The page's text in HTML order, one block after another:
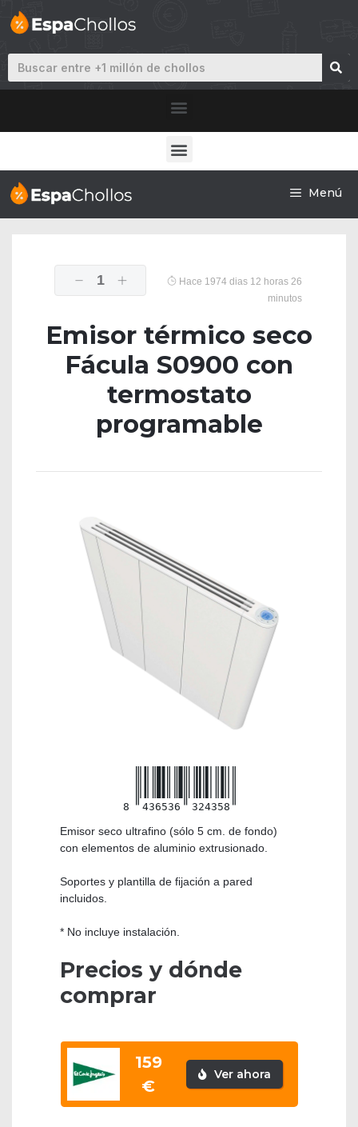
Menú
1
Hace 1974 dias 12 horas 26
minutos
Emisor térmico seco
Fácula S0900 con
termostato
programable
8 436536 324358
Emisor seco ultrafino (sólo 5 cm. de fondo)
con elementos de aluminio extrusionado.
Soportes y plantilla de fijación a pared
incluidos.
* No incluye instalación.
Precios y dónde
comprar
159
€
Ver ahora